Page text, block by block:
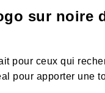
sur noire
pour ceux qui
pour apporter une